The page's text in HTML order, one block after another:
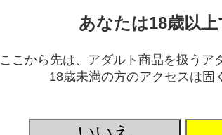
あなたは18歳以上
ここから先は、アダルト商品を扱うア
18歳未満の方のアクセスは固
NIPPORIGIFT STYLISH AVEN
UE ニップレス登場！
通常発送
【ＲａｍｅＲａｍｅ ニッ
プルアクセサリー】パール
（ＮＰＡ－１１２）
通常発